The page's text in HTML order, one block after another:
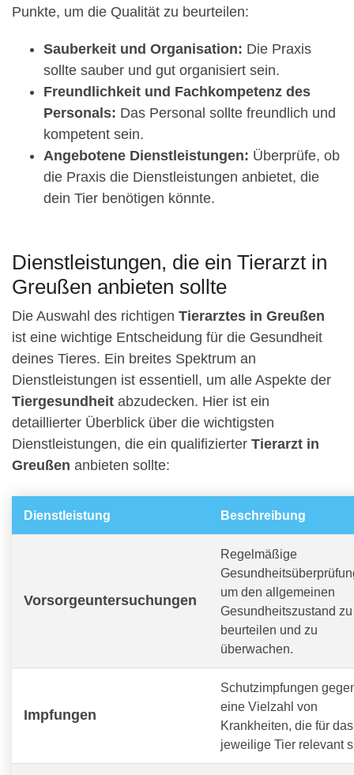
Punkte, um die Qualität zu beurteilen:
Sauberkeit und Organisation: Die Praxis
sollte sauber und gut organisiert sein.
Freundlichkeit und Fachkompetenz des
Personals: Das Personal sollte freundlich und
kompetent sein.
Angebotene Dienstleistungen: Überprüfe, ob
die Praxis die Dienstleistungen anbietet, die
dein Tier benötigen könnte.
Dienstleistungen, die ein Tierarzt in
Greußen anbieten sollte
Die Auswahl des richtigen Tierarztes in Greußen
ist eine wichtige Entscheidung für die Gesundheit
deines Tieres. Ein breites Spektrum an
Dienstleistungen ist essentiell, um alle Aspekte der
Tiergesundheit abzudecken. Hier ist ein
detaillierter Überblick über die wichtigsten
Dienstleistungen, die ein qualifizierter Tierarzt in
Greußen anbieten sollte:
Dienstleistung Beschreibung
Vorsorgeuntersuchungen
Regelmäßige
um den allgemeinen
Gesundheitszustand zu
beurteilen und zu
überwachen.
Impfungen
Schutzimpfungen
eine Vielzahl von
Krankheiten, die für das
jeweilige Tier relevant